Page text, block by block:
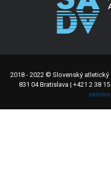
2018 - 2022 © Slovenský
831 04 Bratislava | +421 2 38